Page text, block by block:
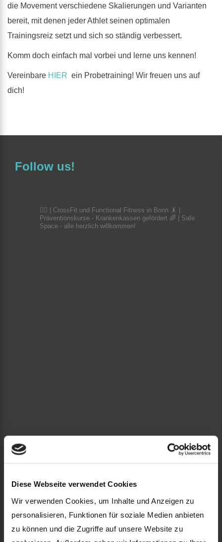
Diese Webseite verwendet Cookies
Wir verwenden Cookies, um Inhalte und Anzeigen zu
personalisieren, Funktionen für soziale Medien anbieten
zu können und die Zugriffe auf unsere Website zu
die Movement verschiedene Skalierungen und Varianten
bereit, mit denen jeder Athlet seinen optimalen
Trainingsreiz setzt und sich so ständig verbessert.
Komm doch einfach mal vorbei und lerne uns kennen!
Vereinbare HIER ein Probetraining! Wir freuen uns auf
dich!
Follow us!
🏋️‍♀️ | CrossFit und Functional Fitness in Bonn 🤸 |
Präventionskurse - Krankenkassen gefördert 🌈 | Safe
Space - alle herzlich willkommen!